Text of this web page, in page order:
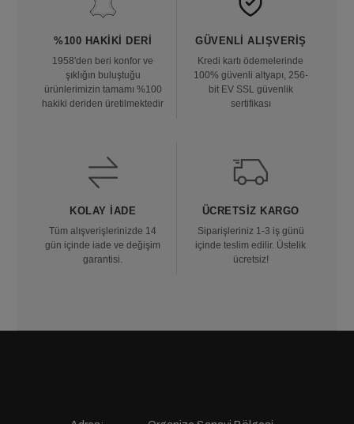
%100 HAKIKI DERI
1958'den beri konfor ve
şıklığın buluştuğu
ürünlerimizin tamamı %100
hakiki deriden üretilmektedir
GÜVENLI ALIŞVERIŞ
Kredi kartı ödemelerinde
100% güvenli altyapı, 256-
bit EV SSL güvenlik
sertifikası
KOLAY İADE
Tüm alışverişlerinizde 14
gün içinde iade ve değişim
garantisi.
ÜCRETSIZ KARGO
Siparişleriniz 1-3 iş günü
içinde teslim edilir. Üstelik
ücretsiz!